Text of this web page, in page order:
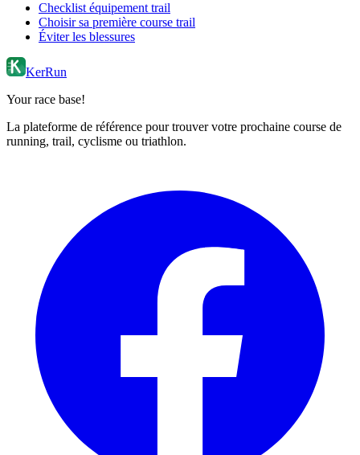
Checklist équipement trail
Choisir sa première course trail
Éviter les blessures
KerRun
Your race base!
La plateforme de référence pour trouver votre prochaine course de
running, trail, cyclisme ou triathlon.